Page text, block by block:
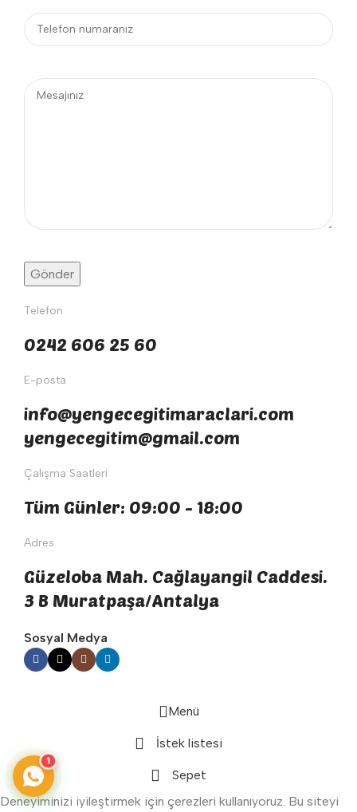
Telefon
0242 606 25 60
E-posta
info@yengecegitimaraclari.com
yengecegitim@gmail.com
Çalışma Saatleri
Tüm Günler: 09:00 - 18:00
Adres
Güzeloba Mah. Cağlayangil Caddesi.
3 B Muratpaşa/Antalya
Sosyal Medya
Menü
İstek listesi
Sepet
Deneyiminizi iyileştirmek için çerezleri kullanıyoruz. Bu siteyi
1